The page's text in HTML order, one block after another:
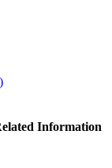
Information